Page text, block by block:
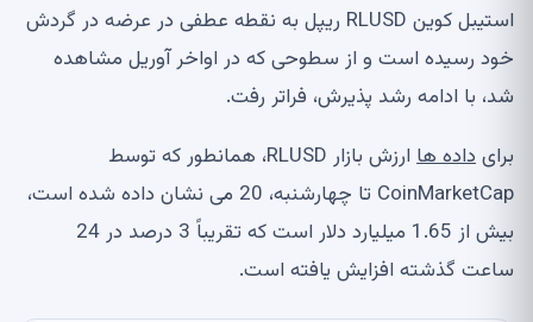
استیبل کوین RLUSD ریپل به نقطه عطفی در عرضه در گردش
خود رسیده است و از سطوحی که در اواخر آوریل مشاهده
شد، با ادامه رشد پذیرش، فراتر رفت.
برایداده ها
ارزش بازار RLUSD، همانطور که توسط
CoinMarketCap تا چهارشنبه، 20 می نشان داده شده است،
بیش از 1.65 میلیارد دلار است که تقریباً 3 درصد در 24
ساعت گذشته افزایش یافته است.